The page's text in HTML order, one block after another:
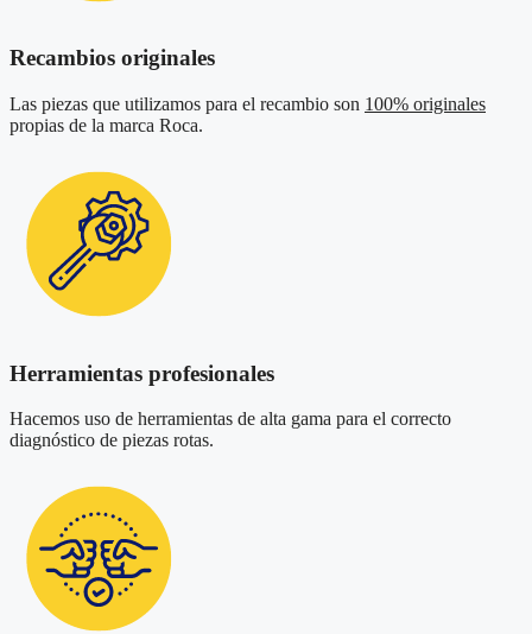
Recambios originales
Las piezas que utilizamos para el recambio son 100% originales
propias de la marca Roca.
Herramientas profesionales
Hacemos uso de herramientas de alta gama para el correcto
diagnóstico de piezas rotas.